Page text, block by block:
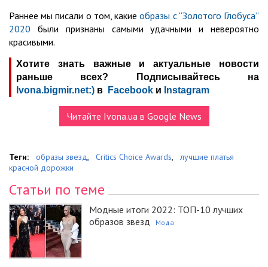
Раннее мы писали о том, какиеобразы с “Золотого Глобуса”
2020 были признаны самыми удачными и невероятно
красивыми.
Хотите знать важные и актуальные новости
раньше всех? Подписывайтесь на
Ivona.bigmir.net:) в Facebook и Instagram
Читайте Ivona.ua в Google News
Теги: образы звезд, Critics Choice Awards,
лучшие платья
красной дорожки
Статьи по теме
Модные итоги 2022: ТОП-10 лучших
образов звезд
Мода